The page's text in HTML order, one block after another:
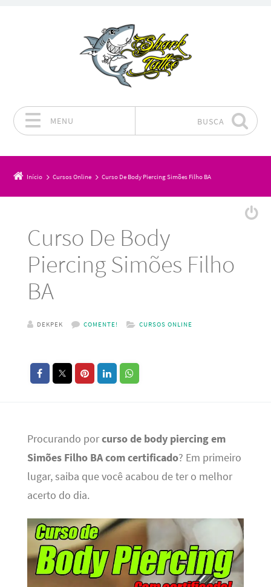
MENU BUSCA
Início Cursos Online Curso De Body Piercing Simões Filho BA
Curso De Body
Piercing Simões Filho
BA
DEKPEK COMENTE! CURSOS ONLINE
Procurando porcurso de body piercing em
Simões Filho BA com certificado? Em primeiro
lugar, saiba que você acabou de ter o melhor
acerto do dia.